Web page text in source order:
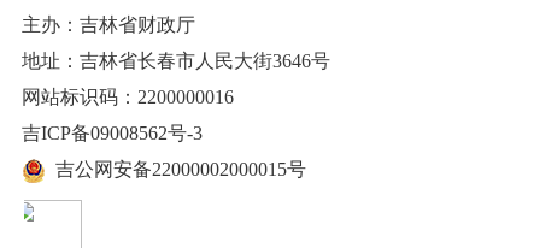
主办：吉林省财政厅
地址：吉林省长春市人民大街3646号
网站标识码：2200000016
吉ICP备09008562号-3
吉公网安备22000002000015号